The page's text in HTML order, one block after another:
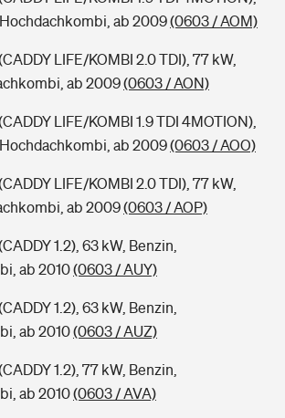
ab 2009(0603 / AOM)
LIFE/KOMBI 2.0 TDI), 77 kW,
ab 2009(0603 / AON)
LIFE/KOMBI 1.9 TDI 4MOTION),
ab 2009(0603 / AOO)
LIFE/KOMBI 2.0 TDI), 77 kW,
ab 2009(0603 / AOP)
1.2), 63 kW, Benzin,
ab 2010(0603 / AUY)
1.2), 63 kW, Benzin,
ab 2010(0603 / AUZ)
1.2), 77 kW, Benzin,
ab 2010(0603 / AVA)